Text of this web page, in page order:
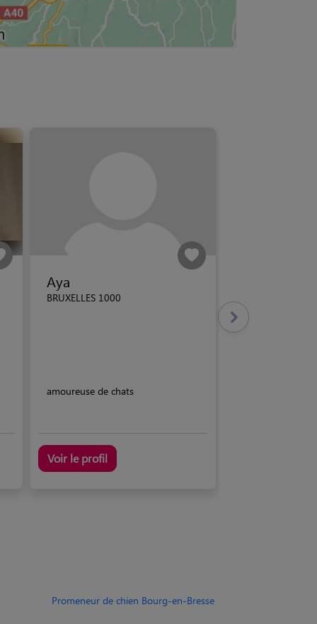
Aya
BRUXELLES 1000
amoureuse de chats
Voir le profil
Promeneur de chien Bourg-en-Bresse